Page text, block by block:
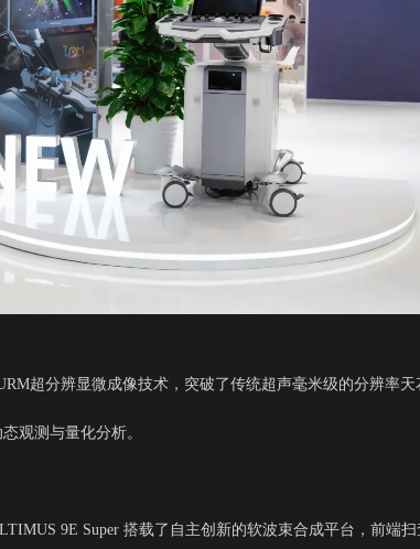
超分辨显微成像技术，突破了传统超声毫米级的分辨率
观测与量化分析。
9E Super 搭载了自主创新的软波束合成平台，前端